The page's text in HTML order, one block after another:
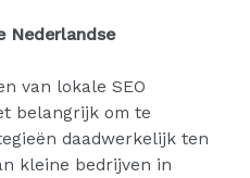
Nederlandse
van lokale SEO
belangrijk om te
daadwerkelijk ten
kleine bedrijven in